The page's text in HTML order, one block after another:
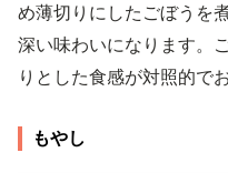
め薄切りにしたごぼうを
深い味わいになります。
りとした食感が対照的で
もやし